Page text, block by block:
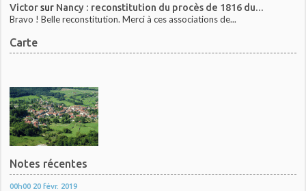
Victorsur Nancy : reconstitution du procès de 1816 du...
Bravo ! Belle reconstitution. Merci à ces associations de...
Carte
Notes récentes
00h00 20 févr. 2019